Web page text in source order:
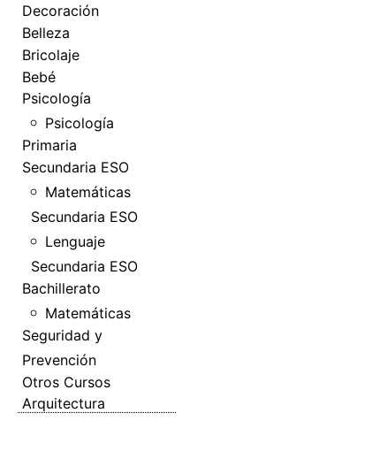
Decoración
Belleza
Bricolaje
Bebé
Psicología
Psicología
Primaria
Secundaria ESO
Matemáticas
Secundaria ESO
Lenguaje
Secundaria ESO
Bachillerato
Matemáticas
Seguridad y
Prevención
Otros Cursos
Arquitectura